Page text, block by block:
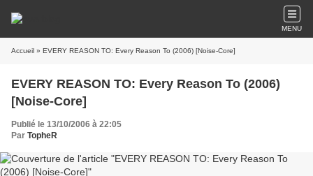
MENU
Accueil » EVERY REASON TO: Every Reason To (2006) [Noise-Core]
EVERY REASON TO: Every Reason To (2006)
[Noise-Core]
Publié le 13/10/2006 à 22:05
Par TopheR